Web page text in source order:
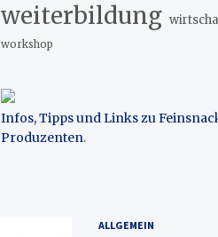
weiterbildung
workshop
Infos, Tipps und Links zu
Produzenten.
ALLGEMEIN